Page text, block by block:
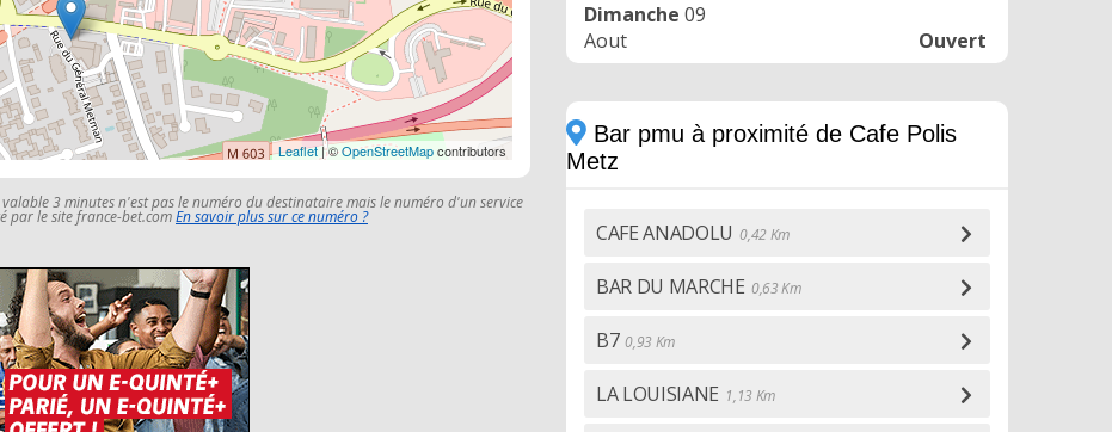
Leaflet| ©OpenStreetMapcontributors
3 minutes n'est pas le numéro du destinataire mais le numéro d'un service
par le site france-bet.comEn savoir plus sur ce numéro ?
Dimanche 09
Aout
Ouvert
Bar pmu à proximité de Cafe Polis
Metz
CAFE ANADOLU 0,42 Km
BAR DU MARCHE 0,63 Km
B7 0,93 Km
LA LOUISIANE 1,13 Km